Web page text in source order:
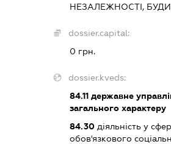
НЕЗАЛЕЖНОСТІ,
dossier.capital:
0 грн.
dossier.kveds:
84.11державне
загального характеру
84.30діяльність у
обов'язкового